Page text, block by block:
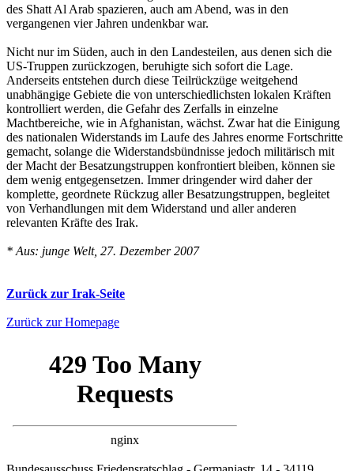
des Shatt Al Arab spazieren, auch am Abend, was in den
vergangenen vier Jahren undenkbar war.
Nicht nur im Süden, auch in den Landesteilen, aus denen sich die
US-Truppen zurückzogen, beruhigte sich sofort die Lage.
Anderseits entstehen durch diese Teilrückzüge weitgehend
unabhängige Gebiete die von unterschiedlichsten lokalen Kräften
kontrolliert werden, die Gefahr des Zerfalls in einzelne
Machtbereiche, wie in Afghanistan, wächst. Zwar hat die Einigung
des nationalen Widerstands im Laufe des Jahres enorme Fortschritte
gemacht, solange die Widerstandsbündnisse jedoch militärisch mit
der Macht der Besatzungstruppen konfrontiert bleiben, können sie
dem wenig entgegensetzen. Immer dringender wird daher der
komplette, geordnete Rückzug aller Besatzungstruppen, begleitet
von Verhandlungen mit dem Widerstand und aller anderen
relevanten Kräfte des Irak.
* Aus: junge Welt, 27. Dezember 2007
Zurück zur Irak-Seite
Zurück zur Homepage